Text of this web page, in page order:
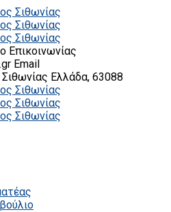
Επικοινωνίας
Email
Ελλάδα, 63088